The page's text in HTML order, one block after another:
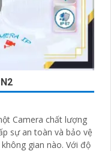
Camera chất lượng
sự an toàn và bảo vệ
gian nào. Với độ